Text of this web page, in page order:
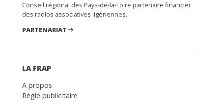
Conseil régional des Pays-de-la-Loire partenaire financier
des radios associatives ligériennes.
PARTENARIAT
LA FRAP
A propos
Régie publicitaire